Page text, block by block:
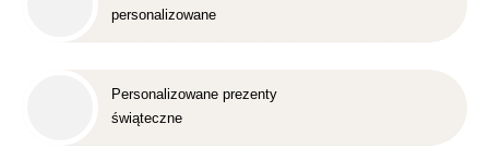
personalizowane
Personalizowane prezenty
świąteczne